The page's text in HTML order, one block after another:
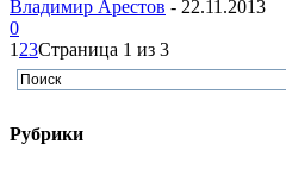
Владимир Арестов - 22.11.2013
0
1 23Страница 1 из 3
Рубрики